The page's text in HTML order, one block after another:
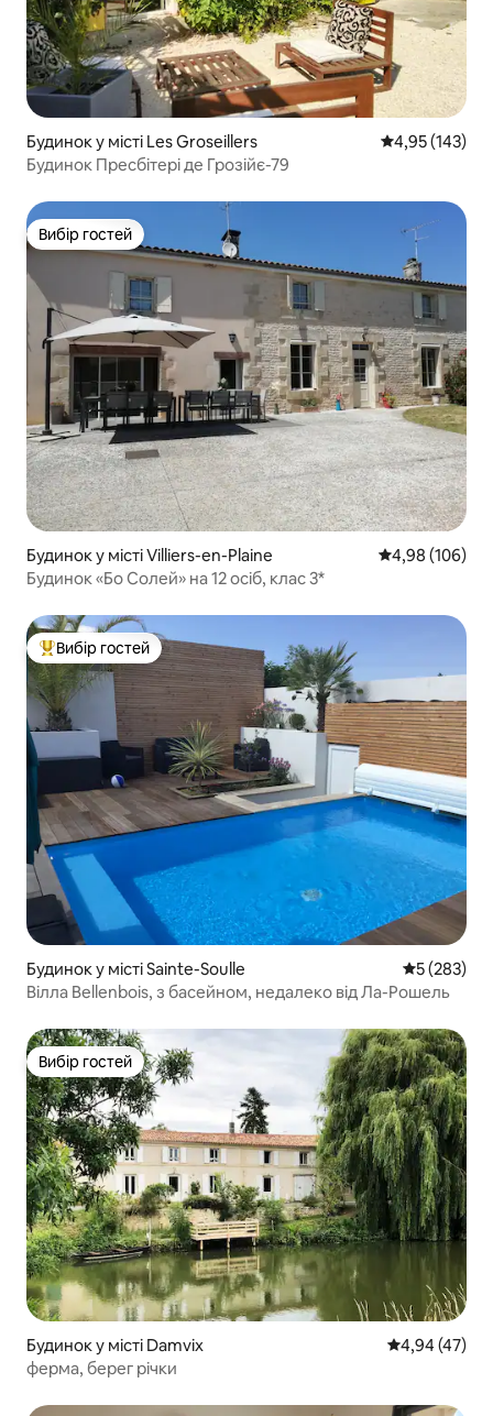
Будинок у місті Les Groseillers Середня
4,95 (143)
Будинок Пресбітері де Грозійє-79
Вибір гостей
Вибір гостей
Будинок у місті Villiers-en-Plaine Середня
4,98 (106)
Будинок «Бо Солей» на 12 осіб, клас 3*
Топ вибір гостей
Вибір гостей
Будинок у місті Sainte-Soulle Середня
5 (283)
Вілла Bellenbois, з басейном, недалеко від Ла-Рошель
Вибір гостей
Вибір гостей
Будинок у місті Damvix Середня
4,94 (47)
ферма, берег річки